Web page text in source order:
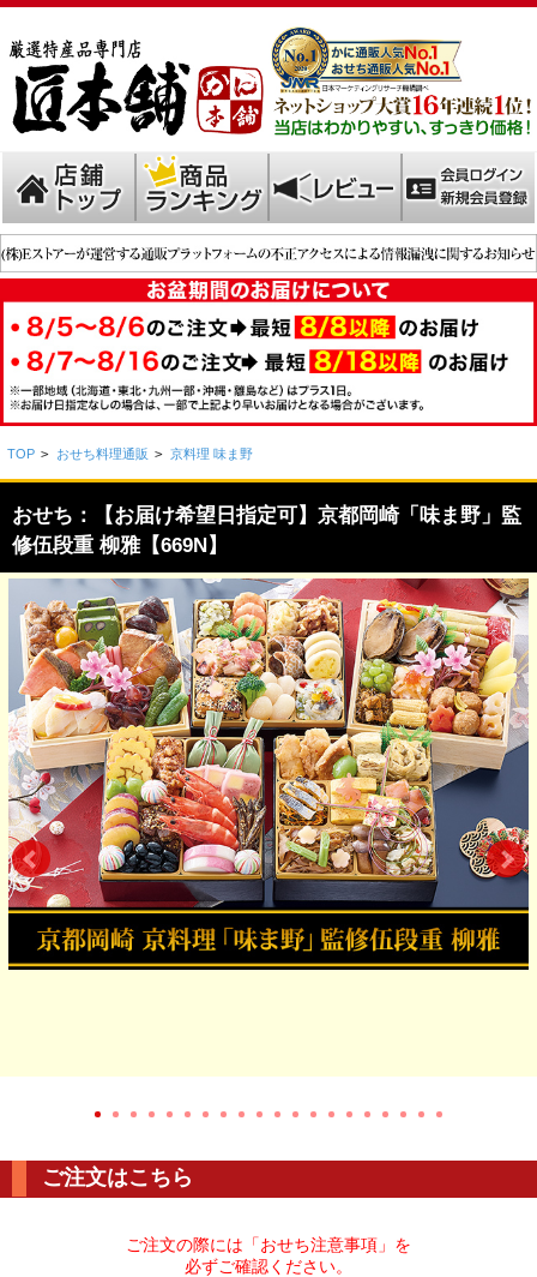
TOP > おせち料理通販 > 京料理 味ま野
おせち：【お届け希望日指定可】京都岡崎「味ま野」監
修伍段重 柳雅【669N】
ご注文はこちら
ご注文の際には「おせち注意事項」を
必ずご確認ください。